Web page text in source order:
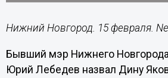
Нижний Новгород. 15 февраля.
Бывший мэр Нижнего
Юрий Лебедев назвал Дину